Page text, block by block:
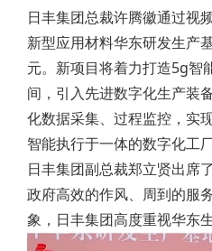
日丰集团总裁许腾徽通过视
新型应用材料华东研发生产
元。新项目将着力打造5g智
间，引入先进数字化生产装
化数据采集、过程监控，实
智能执行于一体的数字化工厂
日丰集团副总裁郑立贤出席
政府高效的作风、周到的服
象，日丰集团高度重视华东